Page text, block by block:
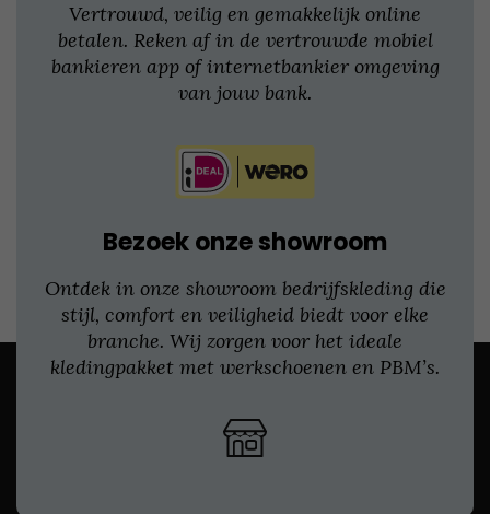
Vertrouwd, veilig en gemakkelijk online
betalen. Reken af in de vertrouwde mobiel
bankieren app of internetbankier omgeving
van jouw bank.
Bezoek onze showroom
Ontdek in onze showroom bedrijfskleding die
stijl, comfort en veiligheid biedt voor elke
branche. Wij zorgen voor het ideale
kledingpakket met werkschoenen en PBM’s.